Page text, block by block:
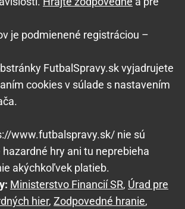
je podmienené registráciou –
FutbalSpravy.sk vyjadrujete
cookies v súlade s nastavením
www.futbalspravy.sk/ nie sú
hry ani tu neprebieha
akýchkoľvek platieb.
Ministerstvo Financií SR, Úrad pre
hier, Zodpovedné hranie,